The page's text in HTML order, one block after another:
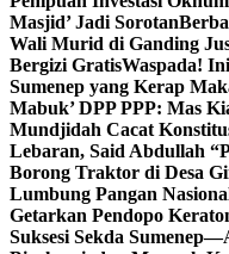
Masjid’ Jadi Sorotan
Wali Murid di Ganding
Bergizi GratisWaspada!
Sumenep yang Kerap
Mabuk’ DPP PPP: Mas
Mundjidah Cacat
Lebaran, Said Abdullah
Borong Traktor di Desa
Lumbung Pangan
Getarkan Pendopo
Suksesi Sekda